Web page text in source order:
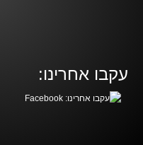
עקבו אחרינו: